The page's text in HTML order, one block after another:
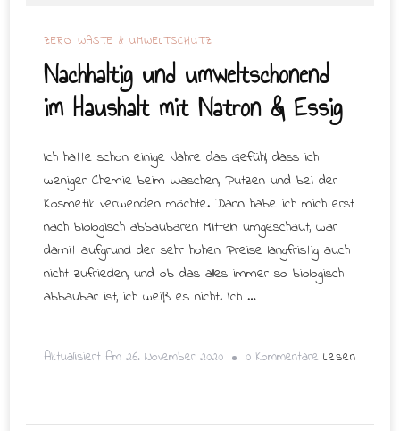
ZERO WASTE & UMWELTSCHUTZ
Nachhaltig und umweltschonend
im Haushalt mit Natron & Essig
Ich hatte schon einige Jahre das Gefühl, dass ich
weniger Chemie beim Waschen, Putzen und bei der
Kosmetik verwenden möchte. Dann habe ich mich erst
nach biologisch abbaubaren Mitteln umgeschaut, war
damit aufgrund der sehr hohen Preise langfristig auch
nicht zufrieden, und ob das alles immer so biologisch
abbaubar ist, ich weiß es nicht. Ich …
Aktualisiert Am 26. November 2020 0 Kommentare Zu
Lesen